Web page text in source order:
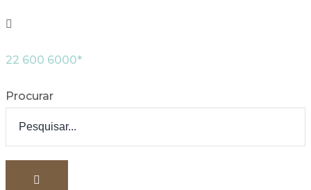
22 600 6000*
Procurar